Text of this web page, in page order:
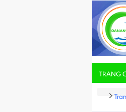
TRANG